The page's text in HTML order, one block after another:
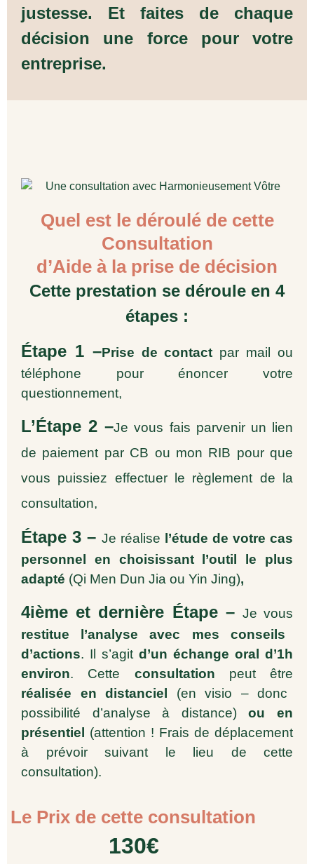
justesse. Et faites de chaque
décision une force pour votre
entreprise.
Quel est le déroulé de cette
Consultation
d’Aide à la prise de décision
Cette prestation se déroule en 4
étapes :
Étape 1 –Prise de contact par mail ou
téléphone pour énoncer votre
questionnement,
L’Étape 2 –Je vous fais parvenir un lien
de paiement par CB ou mon RIB pour que
vous puissiez effectuer le règlement de la
consultation,
Étape 3 – Je réalise l’étude de votre cas
personnel en choisissant l’outil le plus
adapté (Qi Men Dun Jia ou Yin Jing),
4ième et dernière Étape – Je vous
restitue l’analyse avec mes conseils
d’actions. Il s’agit d’un échange oral d’1h
environ. Cette consultation peut être
réalisée en distanciel (en visio – donc
possibilité d’analyse à distance)ou en
présentiel (attention ! Frais de déplacement
à prévoir suivant le lieu de cette
consultation).
Le Prix de cette consultation
130€